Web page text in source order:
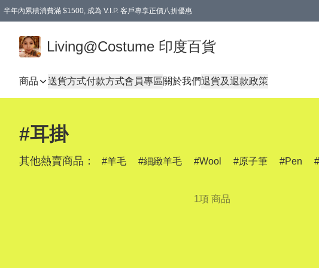
半年內累積消費滿 $1500, 成為 V.I.P. 客戶專享正價八折優惠
Living@Costume 印度百貨
商品 送貨方式付款方式會員專區關於我們退貨及退款政策
#耳掛
其他熱賣商品： 羊毛 細緻羊毛 Wool 原子筆 Pen
1項 商品